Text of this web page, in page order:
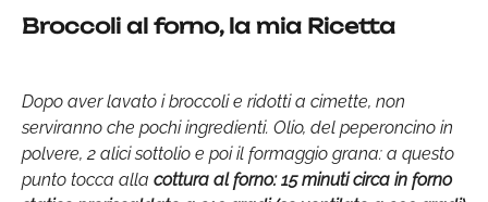
Broccoli al forno, la mia Ricetta
Dopo aver lavato i broccoli e ridotti a cimette, non
serviranno che pochi ingredienti. Olio, del peperoncino in
polvere, 2 alici sottolio e poi il formaggio grana: a questo
punto tocca alla cottura al forno: 15 minuti circa in forno